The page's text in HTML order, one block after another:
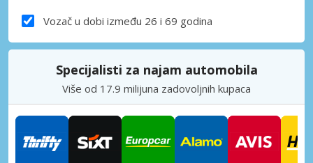
Vozač u dobi između 26 i 69 godina
Specijalisti za najam automobila
Više od 17.9 milijuna zadovoljnih kupaca